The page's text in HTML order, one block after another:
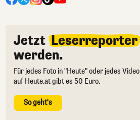
Jetzt Leserreporter
werden.
Für jedes Foto in "Heute" oder jedes Video
auf Heute.at gibt es 50 Euro.
So geht's